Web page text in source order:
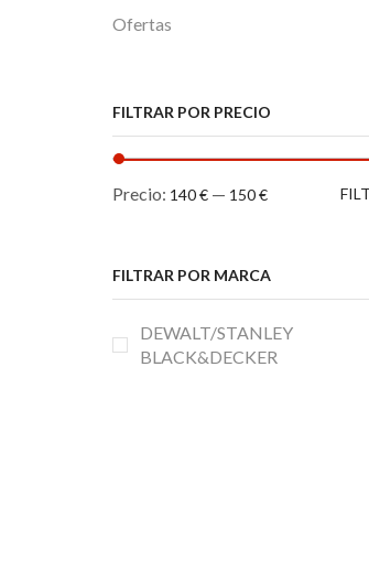
Ofertas
FILTRAR POR PRECIO
Precio: 140 € — 150 €
FILTRAR POR MARCA
DEWALT/STANLEY
BLACK&DECKER
MAQUINARIA